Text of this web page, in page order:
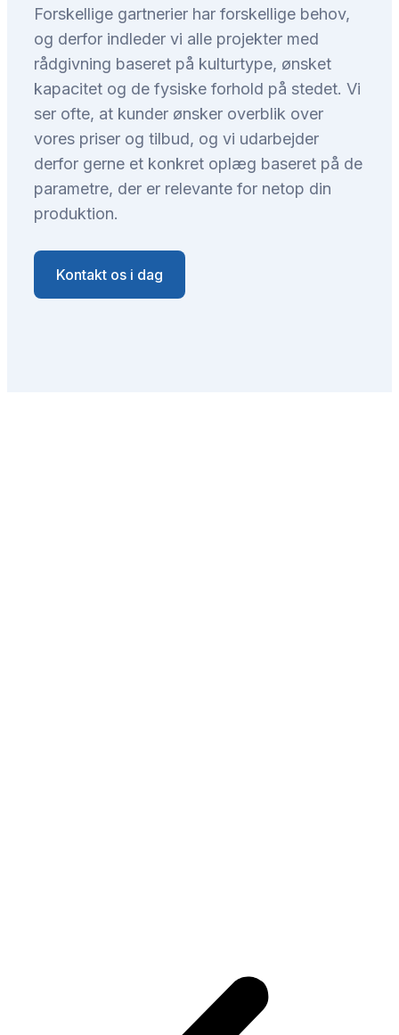
Forskellige gartnerier har forskellige behov,
og derfor indleder vi alle projekter med
rådgivning baseret på kulturtype, ønsket
kapacitet og de fysiske forhold på stedet. Vi
ser ofte, at kunder ønsker overblik over
vores priser og tilbud, og vi udarbejder
derfor gerne et konkret oplæg baseret på de
parametre, der er relevante for netop din
produktion.
Kontakt os i dag